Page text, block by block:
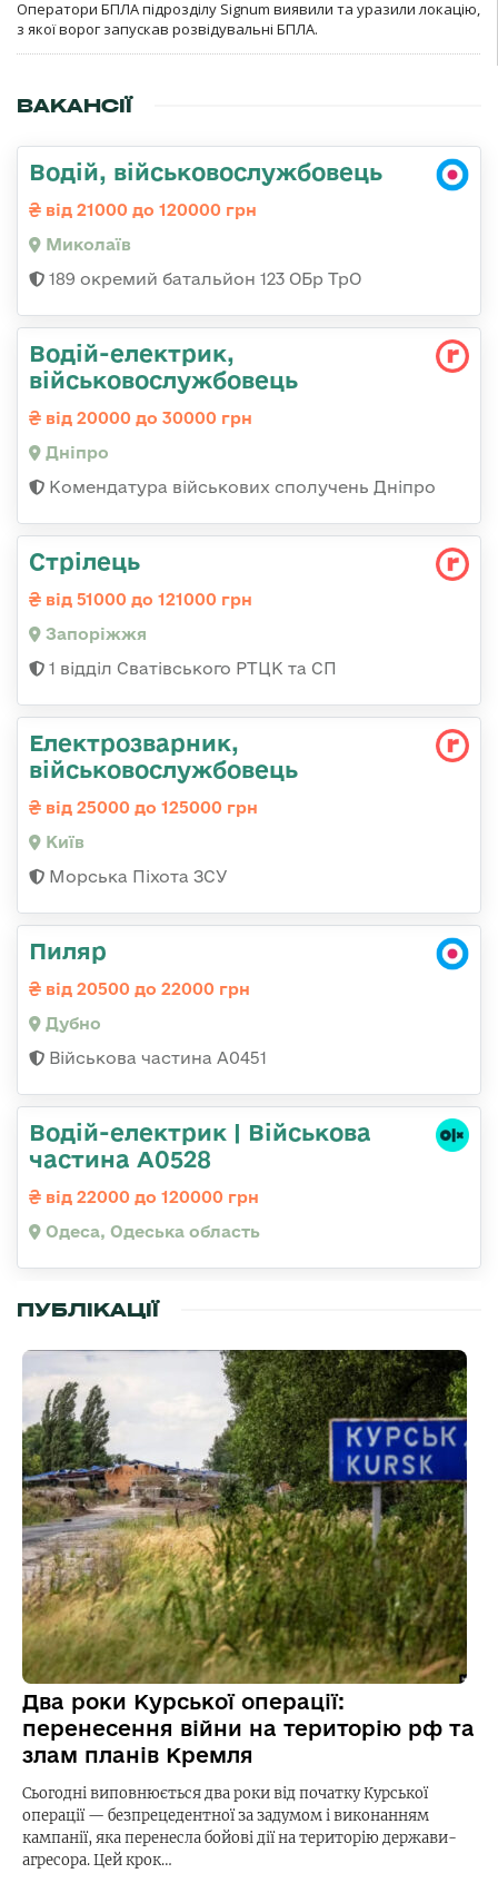
Оператори БПЛА підрозділу Signum виявили та уразили локацію,
з якої ворог запускав розвідувальні БПЛА.
ВАКАНСІЇ
Водій, військовослужбовець
від 21000 до 120000 грн
Миколаїв
189 окремий батальйон 123 ОБр ТрО
Водій-електрик,
військовослужбовець
від 20000 до 30000 грн
Дніпро
Комендатура військових сполучень Дніпро
Стрілець
від 51000 до 121000 грн
Запоріжжя
1 відділ Сватівського РТЦК та СП
Електрозварник,
військовослужбовець
від 25000 до 125000 грн
Київ
Морська Піхота ЗСУ
Пиляр
від 20500 до 22000 грн
Дубно
Військова частина А0451
Водій-електрик | Військова
частина А0528
від 22000 до 120000 грн
Одеса, Одеська область
ПУБЛІКАЦІЇ
Два роки Курської операції:
перенесення війни на територію рф та
злам планів Кремля
Сьогодні виповнюється два роки від початку Курської
операції — безпрецедентної за задумом і виконанням
кампанії, яка перенесла бойові дії на територію держави-
агресора. Цей крок…